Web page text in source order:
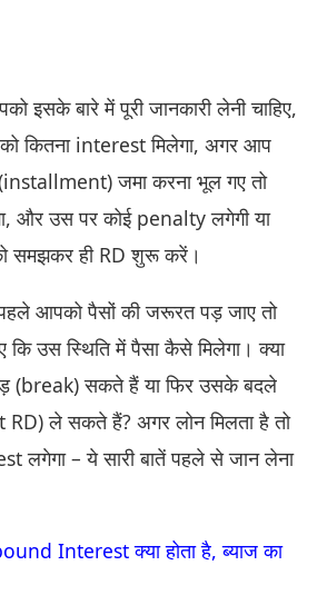
इसके बारे में पूरी जानकारी लेनी चाहिए,
कितना interest मिलेगा, अगर आप
(installment) जमा करना भूल गए तो
और उस पर कोई penalty लगेगी या
समझकर ही RD शुरू करें।
आपको पैसों की जरूरत पड़ जाए तो
कि उस स्थिति में पैसा कैसे मिलेगा। क्या
(break) सकते हैं या फिर उसके बदले
ले सकते हैं? अगर लोन मिलता है तो
लगेगा – ये सारी बातें पहले से जान लेना
Interest क्या होता है, ब्याज का